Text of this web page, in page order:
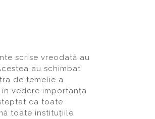
scrise vreodată au
au schimbat
de temelie a
vedere importanța
ca toate
toate instituțiile